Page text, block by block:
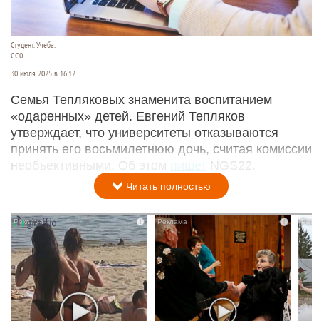
Студент. Учеба.
СС0
30 июля 2025 в 16:12
Семья Тепляковых знаменита воспитанием
«одаренных» детей. Евгений Тепляков
утверждает, что университеты отказываются
принять его восьмилетнюю дочь, считая комиссии
необъективными. Об этом
NGS22.
Читать полностью
i